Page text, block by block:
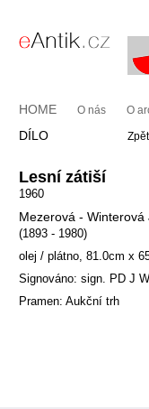
HOME O nás O
DÍLO
Lesní zátiší
1960
Mezerová - Winterová
(1893 - 1980)
olej / plátno, 81.0cm x
Signováno: sign. PD J
Pramen: Aukční trh